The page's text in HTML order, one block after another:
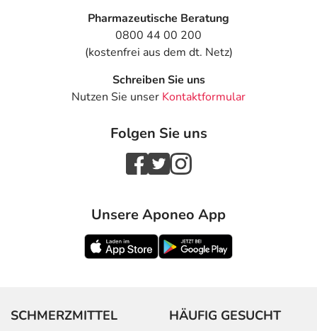
Pharmazeutische Beratung
0800 44 00 200
(kostenfrei aus dem dt. Netz)
Schreiben Sie uns
Nutzen Sie unser Kontaktformular
Folgen Sie uns
Unsere Aponeo App
SCHMERZMITTEL HÄUFIG GESUCHT